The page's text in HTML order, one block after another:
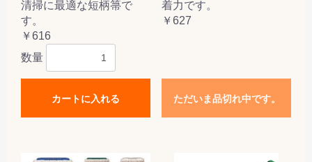
清掃に最適な短柄箒で
す。
￥616
数量
カートに入れる
着力です。
￥627
ただいま品切れ中です。